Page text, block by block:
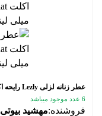
عطر زنانه لزلی Lezly رایحه اکلت Lanvin Eclat حجم 25 میلی لیتر
6 عدد موجود میباشد
فروشنده:مهشید بیوتی